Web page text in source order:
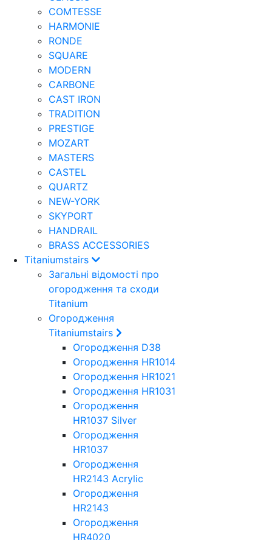
COMTESSE
HARMONIE
RONDE
SQUARE
MODERN
CARBONE
CAST IRON
TRADITION
PRESTIGE
MOZART
MASTERS
CASTEL
QUARTZ
NEW-YORK
SKYPORT
HANDRAIL
BRASS ACCESSORIES
Titaniumstairs
Загальні відомості про
огородження та сходи
Titanium
Огородження
Titaniumstairs
Огородження D38
Огородження HR1014
Огородження HR1021
Огородження HR1031
Огородження
HR1037 Silver
Огородження
HR1037
Огородження
HR2143 Acrylic
Огородження
HR2143
Огородження
HR4020